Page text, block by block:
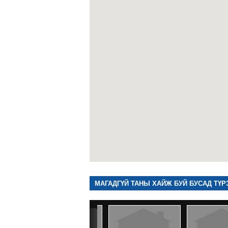
МАГАДГҮЙ ТАНЫ ХАЙЖ БУЙ БУСАД